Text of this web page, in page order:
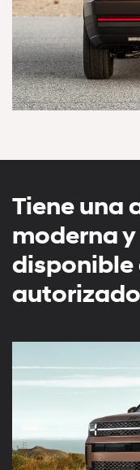
Tiene una
moderna
disponible